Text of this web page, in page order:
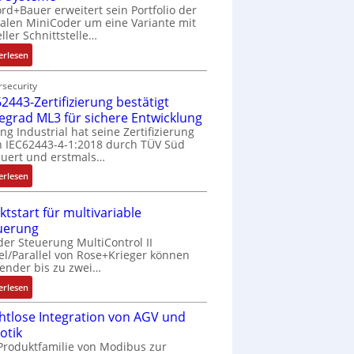
erweitert sein Portfolio der
MiniCoder um eine Variante mit
Schnittstelle…
:
E
i
n
f
a
c
h
e
S
n
s
o
r
-
I
t
Zertifizierung bestätigt
ML3 für sichere Entwicklung
Industrial hat seine Zertifizierung
IEC62443-4-1:2018 durch TÜV Süd
und erstmals…
:
I
C
6
2
4
4
3
Z
e
für multivariable
Steuerung MultiControl II
Parallel von Rose+Krieger können
bis zu zwei…
:
M
a
k
Integration von AGV und
von Modibus zur